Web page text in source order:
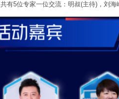
有5位专家一位交流：明叔(主待)，刘海